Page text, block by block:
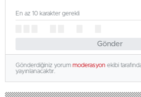
Gönder
En az 10 karakter gerekli
Gönderdiğiniz yorum moderasyon ekibi
yayınlanacaktır.